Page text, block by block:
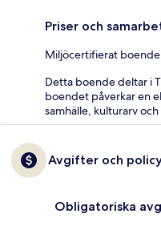
Priser och
Miljöcertifierat boende
Detta boende deltar i
boendet påverkar en
samhälle, kulturarv
Avgifter och
Obligatoriska